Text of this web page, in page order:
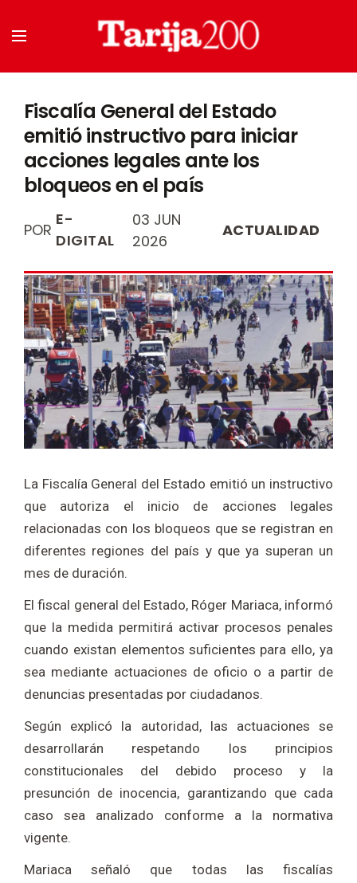
Fiscalía General del Estado
emitió instructivo para iniciar
acciones legales ante los
bloqueos en el país
POR
E-
DIGITAL
03 JUN
2026
ACTUALIDAD
La Fiscalía General del Estado emitió un instructivo
que autoriza el inicio de acciones legales
relacionadas con los bloqueos que se registran en
diferentes regiones del país y que ya superan un
mes de duración.
El fiscal general del Estado, Róger Mariaca, informó
que la medida permitirá activar procesos penales
cuando existan elementos suficientes para ello, ya
sea mediante actuaciones de oficio o a partir de
denuncias presentadas por ciudadanos.
Según explicó la autoridad, las actuaciones se
desarrollarán respetando los principios
constitucionales del debido proceso y la
presunción de inocencia, garantizando que cada
caso sea analizado conforme a la normativa
vigente.
Mariaca señaló que todas las fiscalías